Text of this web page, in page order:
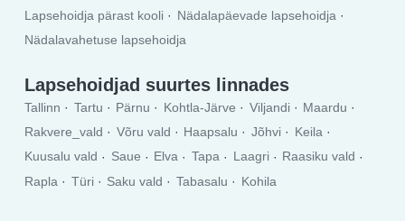
Lapsehoidja pärast kooli
Nädalapäevade lapsehoidja
Nädalavahetuse lapsehoidja
Lapsehoidjad suurtes linnades
Tallinn Tartu Pärnu Kohtla-Järve Viljandi
Maardu
Rakvere_vald
Võru vald Haapsalu Jõhvi
Keila
Kuusalu vald
Saue Elva Tapa Laagri
Raasiku vald
Rapla
Türi Saku vald Tabasalu Kohila